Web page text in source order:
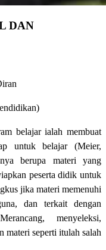
DAN
belajar ialah membuat
untuk belajar (Meier,
berupa materi yang
peserta didik untuk
jika materi memenuhi
dan terkait dengan
menyeleksi,
materi seperti itulah salah